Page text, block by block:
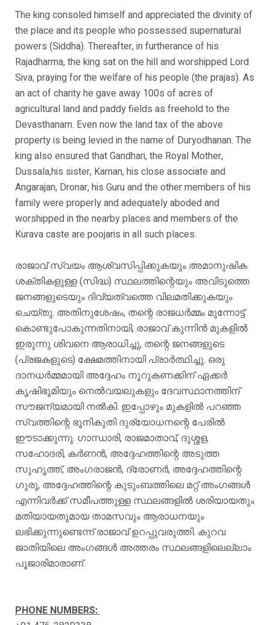
The king consoled himself and appreciated the divinity of
the place and its people who possessed supernatural
powers (Siddha). Thereafter, in furtherance of his
Rajadharma, the king sat on the hill and worshipped Lord
Siva, praying for the welfare of his people (the prajas). As
an act of charity he gave away 100s of acres of
agricultural land and paddy fields as freehold to the
Devasthanam. Even now the land tax of the above
property is being levied in the name of Duryodhanan. The
king also ensured that Gandhari, the Royal Mother,
Dussala,his sister, Karnan, his close associate and
Angarajan, Dronar, his Guru and the other members of his
family were properly and adequately aboded and
worshipped in the nearby places and members of the
Kurava caste are poojaris in all such places.
രാജാവ് സ്വയം ആശ്വസിപ്പിക്കുകയും അമാനുഷിക
ശക്തികളുള്ള (സിദ്ധ) സ്ഥലത്തിന്റെയും അവിടുത്തെ
ജനങ്ങളുടെയും ദിവ്യത്വത്തെ വിലമതിക്കുകയും
ചെയ്തു. അതിനുശേഷം, തന്റെ രാജധർമ്മം മുന്നോട്ട്
കൊണ്ടുപോകുന്നതിനായി, രാജാവ് കുന്നിൻ മുകളിൽ
ഇരുന്നു ശിവനെ ആരാധിച്ചു, തന്റെ ജനങ്ങളുടെ
(പ്രജകളുടെ) ക്ഷേമത്തിനായി പ്രാർത്ഥിച്ചു. ഒരു
ദാനധർമ്മമായി അദ്ദേഹം നൂറുകണക്കിന് ഏക്കർ
കൃഷിഭൂമിയും നെൽവയലുകളും ദേവസ്ഥാനത്തിന്
സൗജന്യമായി നൽകി. ഇപ്പോഴും മുകളിൽ പറഞ്ഞ
സ്വത്തിന്റെ ഭൂനികുതി ദുര്യോധനന്റെ പേരിൽ
ഈടാക്കുന്നു. ഗാന്ധാരി, രാജമാതാവ്, ദുശ്ശള,
സഹോദരി, കർണൻ, അദ്ദേഹത്തിന്റെ അടുത്ത
സുഹൃത്ത്, അംഗരാജൻ, ദ്രോണർ, അദ്ദേഹത്തിന്റെ
ഗുരു, അദ്ദേഹത്തിന്റെ കുടുംബത്തിലെ മറ്റ് അംഗങ്ങൾ
എന്നിവർക്ക് സമീപത്തുള്ള സ്ഥലങ്ങളിൽ ശരിയായതും
മതിയായതുമായ താമസവും ആരാധനയും
ലഭിക്കുന്നുണ്ടെന്ന് രാജാവ് ഉറപ്പുവരുത്തി. കുറവ
ജാതിയിലെ അംഗങ്ങൾ അത്തരം സ്ഥലങ്ങളിലെല്ലാം
പൂജാരിമാരാണ്.
PHONE NUMBERS: